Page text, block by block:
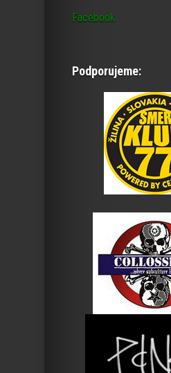
Facebook
Podporujeme: